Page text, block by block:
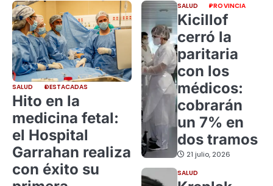
SALUD DESTACADAS
Hito en la
medicina fetal:
el Hospital
Garrahan realiza
con éxito su
SALUD PROVINCIA
Kicillof
cerró la
paritaria
con los
médicos:
cobrarán
un 7% en
dos tramos
21 julio, 2026
SALUD